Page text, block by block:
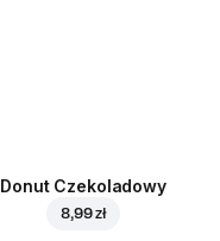
Donut Czekoladowy
8,99 zł